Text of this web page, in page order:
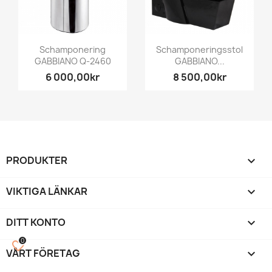
Schamponering
GABBIANO Q-2460
6 000,00kr
Schamponeringsstol
GABBIANO...
8 500,00kr
PRODUKTER 
VIKTIGA LÄNKAR 
DITT KONTO 
VÅRT FÖRETAG keyboard_arrow_down
favorite_border
0